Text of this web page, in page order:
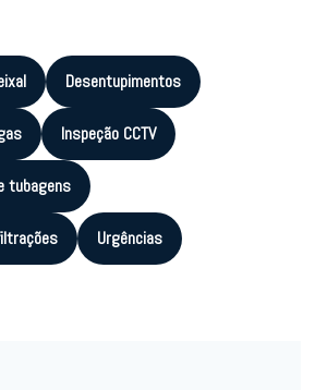
Desentupimentos
Inspeção CCTV
tubagens
Urgências